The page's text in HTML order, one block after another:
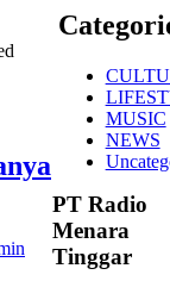
MUSIC
NEWS
PT Radio
Menara
Tinggar